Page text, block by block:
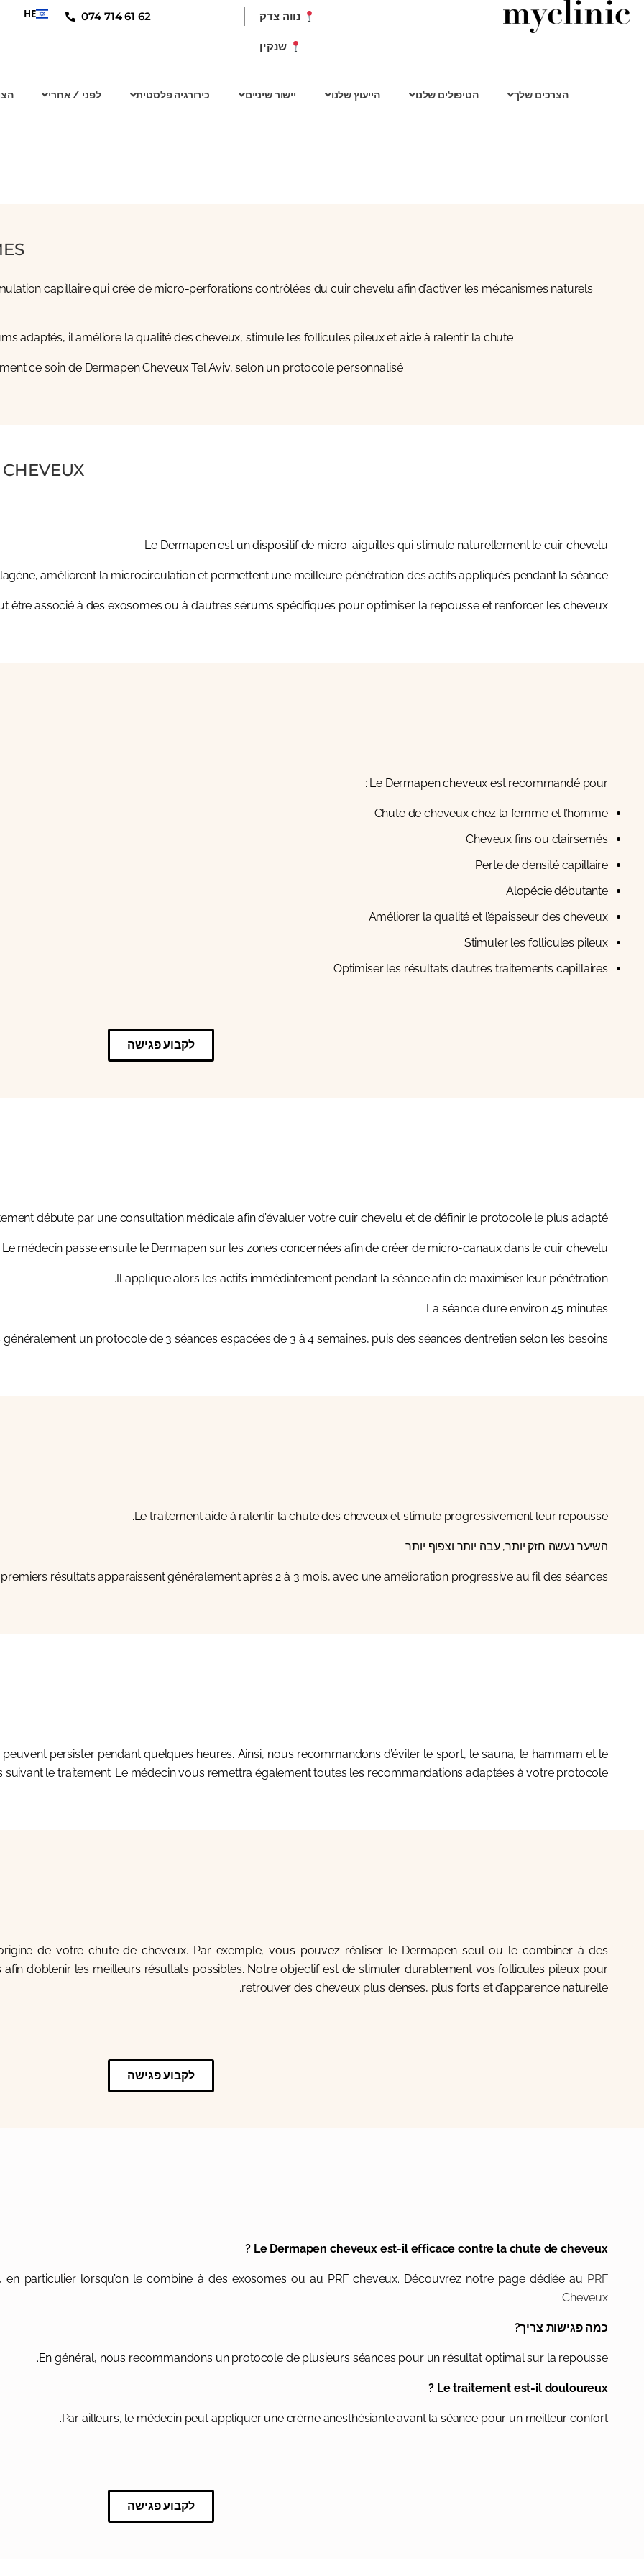
נווה צדק
שנקין
074 714 61 62
HE
הצרכים שלך הטיפולים שלנו הייעוץ שלנו יישור שיניים כירורגיה פלסטית לפני / אחרי
capillaire qui crée de micro-perforations contrôlées du cuir chevelu afin d’activer les mécanismes naturels
adaptés, il améliore la qualité des cheveux, stimule les follicules pileux et aide à ralentir la chute.
ce soin de Dermapen Cheveux Tel Aviv, selon un protocole personnalisé.
?
Le Dermapen est un dispositif de micro-aiguilles qui stimule naturellement le cuir chevelu.
améliorent la microcirculation et permettent une meilleure pénétration des actifs appliqués pendant la séance.
être associé à des exosomes ou à d’autres sérums spécifiques pour optimiser la repousse et renforcer les cheveux.
Le Dermapen cheveux est recommandé pour :
Chute de cheveux chez la femme et l’homme
Cheveux fins ou clairsemés
Perte de densité capillaire
Alopécie débutante
Améliorer la qualité et l’épaisseur des cheveux
Stimuler les follicules pileux
Optimiser les résultats d’autres traitements capillaires
לקבוע פגישה
débute par une consultation médicale afin d’évaluer votre cuir chevelu et de définir le protocole le plus adapté.
Le médecin passe ensuite le Dermapen sur les zones concernées afin de créer de micro-canaux dans le cuir chevelu.
Il applique alors les actifs immédiatement pendant la séance afin de maximiser leur pénétration.
La séance dure environ 45 minutes.
un protocole de 3 séances espacées de 3 à 4 semaines, puis des séances d’entretien selon les besoins.
Le traitement aide à ralentir la chute des cheveux et stimule progressivement leur repousse.
השיער נעשה חזק יותר, עבה יותר וצפוף יותר.
résultats apparaissent généralement après 2 à 3 mois, avec une amélioration progressive au fil des séances.
persister pendant quelques heures. Ainsi, nous recommandons d’éviter le sport, le sauna, le hammam et le
le traitement. Le médecin vous remettra également toutes les recommandations adaptées à votre protocole.
de votre chute de cheveux. Par exemple, vous pouvez réaliser le Dermapen seul ou le combiner à des
afin d’obtenir les meilleurs résultats possibles. Notre objectif est de stimuler durablement vos follicules pileux pour
retrouver des cheveux plus denses, plus forts et d’apparence naturelle.
לקבוע פגישה
Le Dermapen cheveux est-il efficace contre la chute de cheveux ?
particulier lorsqu’on le combine à des exosomes ou au PRF cheveux. Découvrez notre page dédiée au PRF
Cheveux
.
כמה פגישות צריך?
En général, nous recommandons un protocole de plusieurs séances pour un résultat optimal sur la repousse.
Le traitement est-il douloureux ?
Par ailleurs, le médecin peut appliquer une crème anesthésiante avant la séance pour un meilleur confort.
לקבוע פגישה